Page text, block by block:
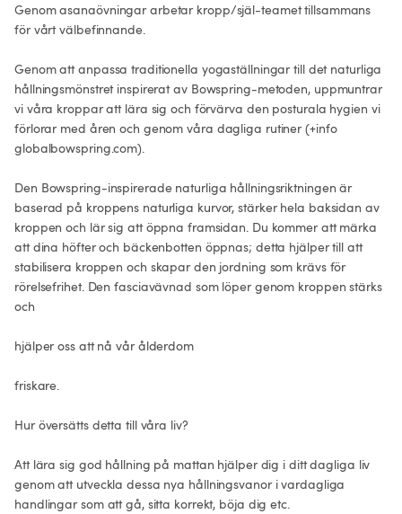
Genom asanaövningar arbetar kropp/själ-teamet tillsammans
för vårt välbefinnande.
Genom att anpassa traditionella yogaställningar till det naturliga
hållningsmönstret inspirerat av Bowspring-metoden, uppmuntrar
vi våra kroppar att lära sig och förvärva den posturala hygien vi
förlorar med åren och genom våra dagliga rutiner (+info
globalbowspring.com).
Den Bowspring-inspirerade naturliga hållningsriktningen är
baserad på kroppens naturliga kurvor, stärker hela baksidan av
kroppen och lär sig att öppna framsidan. Du kommer att märka
att dina höfter och bäckenbotten öppnas; detta hjälper till att
stabilisera kroppen och skapar den jordning som krävs för
rörelsefrihet. Den fasciavävnad som löper genom kroppen stärks
och
hjälper oss att nå vår ålderdom
friskare.
Hur översätts detta till våra liv?
Att lära sig god hållning på mattan hjälper dig i ditt dagliga liv
genom att utveckla dessa nya hållningsvanor i vardagliga
handlingar som att gå, sitta korrekt, böja dig etc.